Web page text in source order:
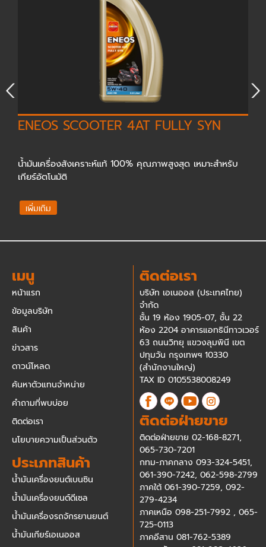
ENEOS SCOOTER 4AT FULLY SYN
น้ำมันเครื่องสังเคราะห์แท้ 100% คุณภาพสูงสุด เหมาะสำหรับ
เกียร์อัตโนมัติ
เพิ่มเติม
เมนู
หน้าแรก
ข้อมูลบริษัท
สินค้า
ข่าวสาร
ดาวน์โหลด
ค้นหาตัวแทนจำหน่าย
คำถามที่พบบ่อย
ติดต่อเรา
นโยบายความเป็นส่วนตัว
ประเภทสินค้า
น้ำมันเครื่องยนต์เบนซิน
น้ำมันเครื่องยนต์ดีเซล
น้ำมันเครื่องรถจักรยานยนต์
น้ำมันเกียร์เอเนออส
ติดต่อเรา
บริษัท เอเนออส (ประเทศไทย)
จำกัด
ชั้น 19 ห้อง 1905-07, ชั้น 22
ห้อง 2204 อาคารแอทธินีทาวเวอร์
63 ถนนวิทยุ แขวงลุมพินี เขต
ปทุมวัน กรุงเทพฯ 10330
(สำนักงานใหญ่)
TAX ID 0105538008249
ติดต่อฝ่ายขาย
ติดต่อฝ่ายขาย 02-168-8271,
065-730-7201
กทม-ภาคกลาง 093-324-5451,
061-390-7242, 062-598-2799
ภาคใต้ 061-390-7259, 092-
279-4234
ภาคเหนือ 098-251-7992 , 065-
725-0113
ภาคอีสาน 081-762-5389